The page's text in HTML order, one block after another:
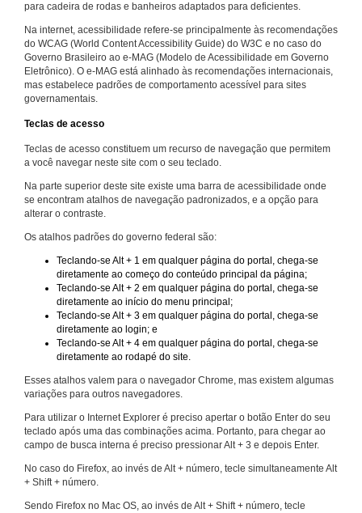
para cadeira de rodas e banheiros adaptados para deficientes.
Na internet, acessibilidade refere-se principalmente às recomendações
do WCAG (World Content Accessibility Guide) do W3C e no caso do
Governo Brasileiro ao e-MAG (Modelo de Acessibilidade em Governo
Eletrônico). O e-MAG está alinhado às recomendações internacionais,
mas estabelece padrões de comportamento acessível para sites
governamentais.
Teclas de acesso
Teclas de acesso constituem um recurso de navegação que permitem
a você navegar neste site com o seu teclado.
Na parte superior deste site existe uma barra de acessibilidade onde
se encontram atalhos de navegação padronizados, e a opção para
alterar o contraste.
Os atalhos padrões do governo federal são:
Teclando-se Alt + 1 em qualquer página do portal, chega-se
diretamente ao começo do conteúdo principal da página;
Teclando-se Alt + 2 em qualquer página do portal, chega-se
diretamente ao início do menu principal;
Teclando-se Alt + 3 em qualquer página do portal, chega-se
diretamente ao login; e
Teclando-se Alt + 4 em qualquer página do portal, chega-se
diretamente ao rodapé do site.
Esses atalhos valem para o navegador Chrome, mas existem algumas
variações para outros navegadores.
Para utilizar o Internet Explorer é preciso apertar o botão Enter do seu
teclado após uma das combinações acima. Portanto, para chegar ao
campo de busca interna é preciso pressionar Alt + 3 e depois Enter.
No caso do Firefox, ao invés de Alt + número, tecle simultaneamente Alt
+ Shift + número.
Sendo Firefox no Mac OS, ao invés de Alt + Shift + número, tecle